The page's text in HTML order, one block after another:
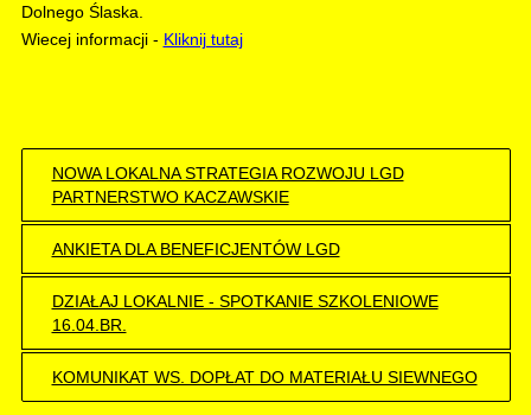
Dolnego Ślaska.
Wiecej informacji - Kliknij tutaj
NOWA LOKALNA STRATEGIA ROZWOJU LGD
PARTNERSTWO KACZAWSKIE
ANKIETA DLA BENEFICJENTÓW LGD
DZIAŁAJ LOKALNIE - SPOTKANIE SZKOLENIOWE
16.04.BR.
KOMUNIKAT WS. DOPŁAT DO MATERIAŁU SIEWNEGO